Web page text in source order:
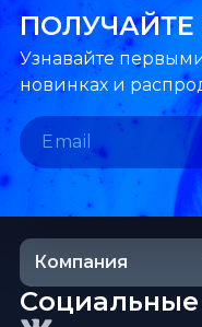
ПОЛУЧАЙТЕ
Узнавайте
новинках и
Компания
Социальные